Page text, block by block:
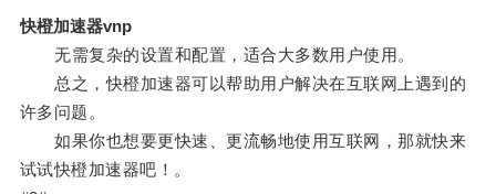
快橙加速器vnp
无需复杂的设置和配置，适合大多数用户使用。
总之，快橙加速器可以帮助用户解决在互联网上遇到的
许多问题。
如果你也想要更快速、更流畅地使用互联网，那就快来
试试快橙加速器吧！。